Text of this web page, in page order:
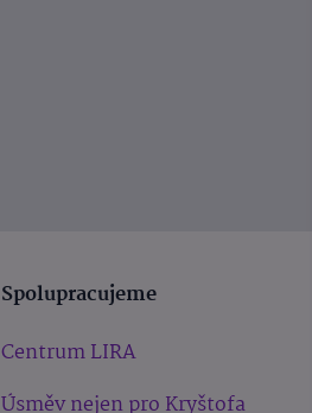
Spolupracujeme
Centrum LIRA
Úsměv nejen pro Kryštofa